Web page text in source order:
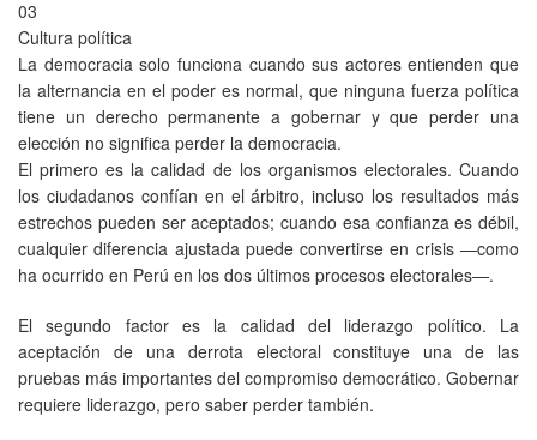
03
Cultura política
La democracia solo funciona cuando sus actores entienden que
la alternancia en el poder es normal, que ninguna fuerza política
tiene un derecho permanente a gobernar y que perder una
elección no significa perder la democracia.
El primero es la calidad de los organismos electorales. Cuando
los ciudadanos confían en el árbitro, incluso los resultados más
estrechos pueden ser aceptados; cuando esa confianza es débil,
cualquier diferencia ajustada puede convertirse en crisis —como
ha ocurrido en Perú en los dos últimos procesos electorales—.
El segundo factor es la calidad del liderazgo político. La
aceptación de una derrota electoral constituye una de las
pruebas más importantes del compromiso democrático. Gobernar
requiere liderazgo, pero saber perder también.